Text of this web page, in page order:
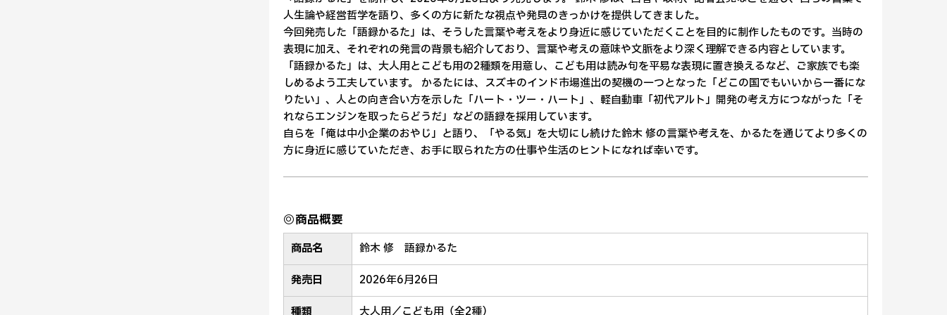
人生論や経営哲学を語り、多くの方に新たな視点や発見のきっかけを提供してきました。
今回発売した「語録かるた」は、そうした言葉や考えをより身近に感じていただくことを目的に制作したものです。当時の
表現に加え、それぞれの発言の背景も紹介しており、言葉や考えの意味や文脈をより深く理解できる内容としています。
「語録かるた」は、大人用とこども用の2種類を用意し、こども用は読み句を平易な表現に置き換えるなど、ご家族でも楽
しめるよう工夫しています。 かるたには、スズキのインド市場進出の契機の一つとなった「どこの国でもいいから一番にな
りたい」、人との向き合い方を示した「ハート・ツー・ハート」、軽自動車「初代アルト」開発の考え方につながった「そ
れならエンジンを取ったらどうだ」などの語録を採用しています。
自らを「俺は中小企業のおやじ」と語り、「やる気」を大切にし続けた鈴木 修の言葉や考えを、かるたを通じてより多くの
方に身近に感じていただき、お手に取られた方の仕事や生活のヒントになれば幸いです。
◎商品概要
商品名
鈴木 修 語録かるた
発売日
2026年6月26日